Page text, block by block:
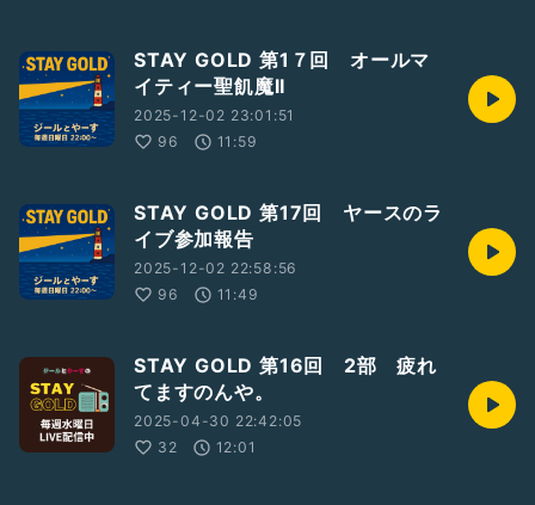
STAY GOLD 第1７回 オールマ
イティー聖飢魔II
2025-12-02 23:01:51
96
11:59
STAY GOLD 第17回 ヤースのラ
イブ参加報告
2025-12-02 22:58:56
96
11:49
STAY GOLD 第16回 2部 疲れ
てますのんや。
2025-04-30 22:42:05
32
12:01